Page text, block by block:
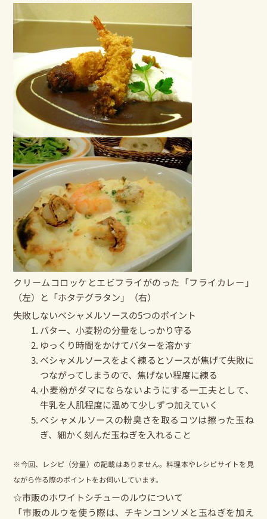
クリームコロッケとエビフライがのった「フライカレー」
（左）と「ホタテグラタン」（右）
失敗しないベシャメルソースの5つのポイント
バター、小麦粉の分量をしっかり守る
ゆっくり時間をかけてバターを溶かす
ベシャメルソースをよく練るとソースが焦げて失敗に
つながってしまうので、焦げない程度に練る
小麦粉がダマにならないようにする一工夫として、
牛乳を人肌程度に温めて少しずつ加えていく
ベシャメルソースの粉臭さを取るコツは擦った玉ね
ぎ、細かく刻んだ玉ねぎを入れること
※今回、レシピ（分量）の記載はありません。料理本やレシピサイトを見
ながら作る際のポイントをお伺いしています。
☆市販のホワイトシチューのルウについて
「市販のルウを使う際は、チキンコンソメと玉ねぎを加え